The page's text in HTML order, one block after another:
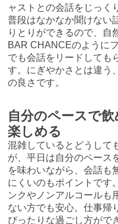
ャストとの会話をじっく
普段はなかなか聞けない
りとりができるので、自
BAR CHANCEのように
でも会話をリードしても
す。にぎやかさとは違う
の良さです。
自分のペースで
楽しめる
混雑しているとどうして
が、平日は自分のペース
を味わいながら、会話も
にくいのもポイントです
ンクやノンアルコールも
ない方でも安心。仕事帰
ぴったりな過ごし方がで